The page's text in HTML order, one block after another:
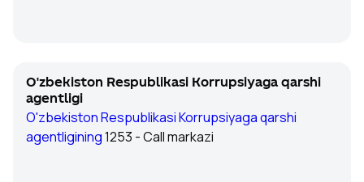
O'zbekiston Respublikasi Korrupsiyaga qarshi
agentligi
O'zbekiston Respublikasi Korrupsiyaga qarshi
agentligining1253 - Call markazi